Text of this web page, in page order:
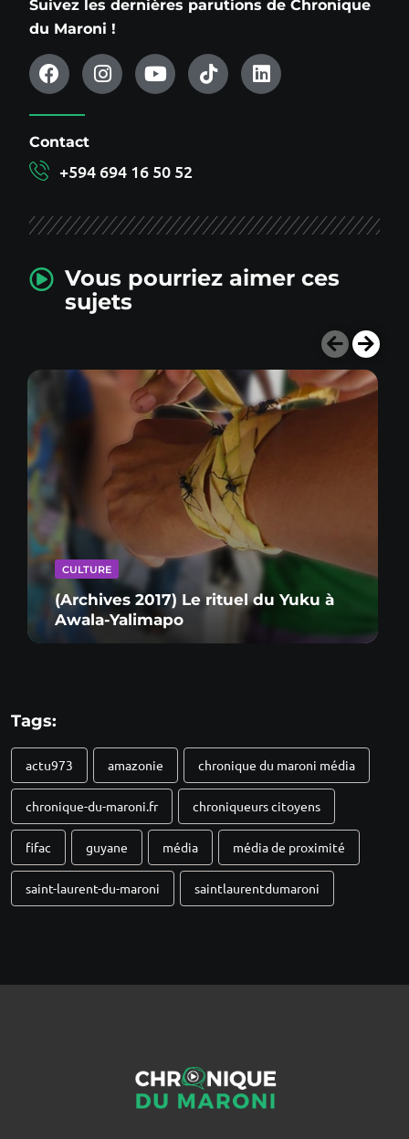
Suivez les dernières parutions de Chronique
du Maroni !
Contact
+594 694 16 50 52
Vous pourriez aimer ces
sujets
CULTURE
(Archives 2017) Le rituel du Yuku à
Awala-Yalimapo
Tags:
actu973 amazonie chronique du maroni média
chronique-du-maroni.fr chroniqueurs citoyens
fifac guyane média média de proximité
saint-laurent-du-maroni saintlaurentdumaroni